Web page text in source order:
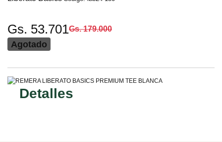
Gs. 53.701Gs. 179.000
Agotado
Detalles